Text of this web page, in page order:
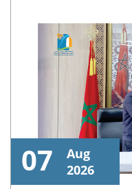
07
Aug
2026